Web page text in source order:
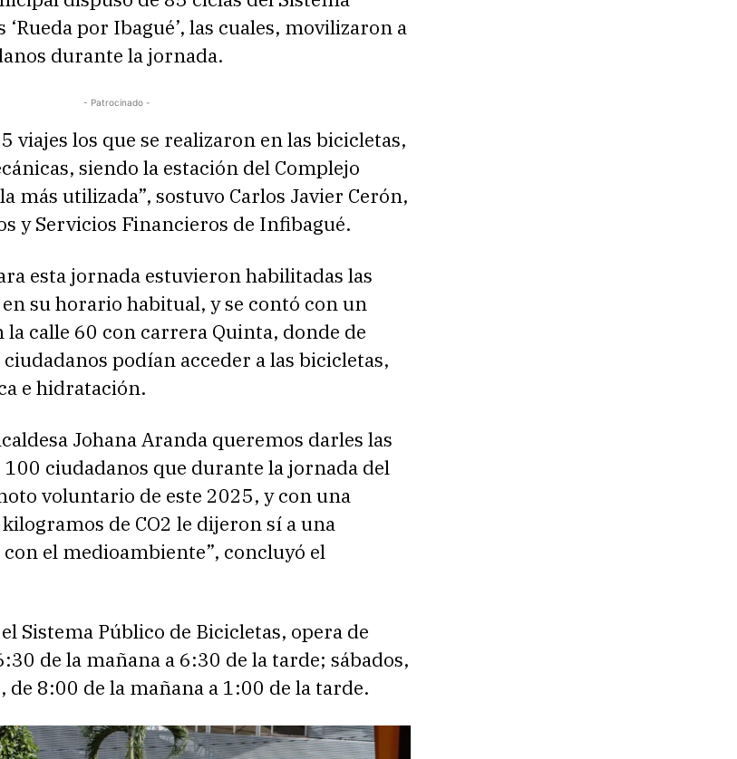
por Ibagué’, las cuales, movilizaron a
durante la jornada.
- Patrocinado -
viajes los que se realizaron en las bicicletas,
siendo la estación del Complejo
más utilizada”, sostuvo Carlos Javier Cerón,
y Servicios Financieros de Infibagué.
esta jornada estuvieron habilitadas las
su horario habitual, y se contó con un
calle 60 con carrera Quinta, donde de
podían acceder a las bicicletas,
e hidratación.
Johana Aranda queremos darles las
100 ciudadanos que durante la jornada del
voluntario de este 2025, y con una
de CO2 le dijeron sí a una
el medioambiente”, concluyó el
Sistema Público de Bicicletas, opera de
de la mañana a 6:30 de la tarde; sábados,
de 8:00 de la mañana a 1:00 de la tarde.